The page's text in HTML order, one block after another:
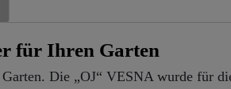
für Ihren Garten
Die „OJ“ VESNA wurde für